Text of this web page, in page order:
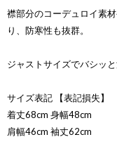
襟部分のコーデュロイ素
り、防寒性も抜群。
ジャストサイズでバシッ
サイズ表記 【表記損失】
着丈68cm 身幅48cm
肩幅46cm 袖丈62cm